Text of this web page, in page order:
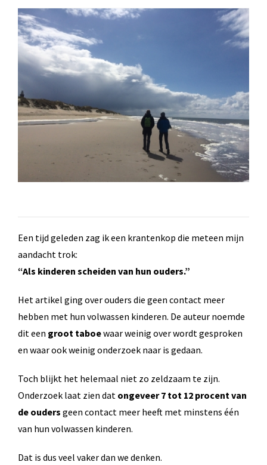
Een tijd geleden zag ik een krantenkop die meteen mijn
aandacht trok:
“Als kinderen scheiden van hun ouders.”
Het artikel ging over ouders die geen contact meer
hebben met hun volwassen kinderen. De auteur noemde
dit een groot taboewaar weinig over wordt gesproken
en waar ook weinig onderzoek naar is gedaan.
Toch blijkt het helemaal niet zo zeldzaam te zijn.
Onderzoek laat zien dat ongeveer 7 tot 12 procent van
de ouders geen contact meer heeft met minstens één
van hun volwassen kinderen.
Dat is dus veel vaker dan we denken.